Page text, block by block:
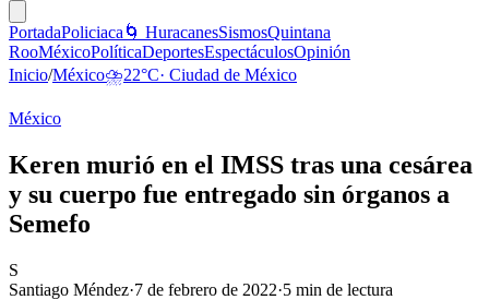
PortadaPoliciaca 🌀 HuracanesSismosQuintana
RooMéxicoPolíticaDeportesEspectáculosOpinión
Inicio/México⛈️22°C· Ciudad de México
México
Keren murió en el IMSS tras una cesárea
y su cuerpo fue entregado sin órganos a
Semefo
S
Santiago Méndez·7 de febrero de 2022·5 min de lectura